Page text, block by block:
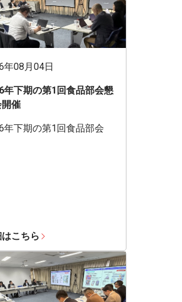
年08月04日
年下期の第1回食品部会懇
催
年下期の第1回食品部会
こちら